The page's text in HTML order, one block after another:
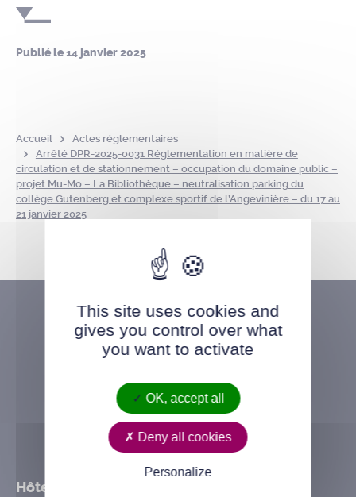
Publié le14 janvier 2025
Accueil
Actes réglementaires
Arrêté DPR-2025-0031 Réglementation en matière de
circulation et de stationnement – occupation du domaine public –
projet Mu-Mo – La Bibliothèque – neutralisation parking du
collège Gutenberg et complexe sportif de l’Angevinière – du 17 au
21 janvier 2025
Hôtel de ville
This site uses cookies and
gives you control over what
you want to activate
OK, accept all
Deny all cookies
Personalize